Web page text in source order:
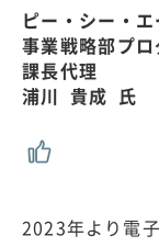
ピー・シー・
事業戦略部プ
課長代理
浦川 貴成 氏
2023年より電